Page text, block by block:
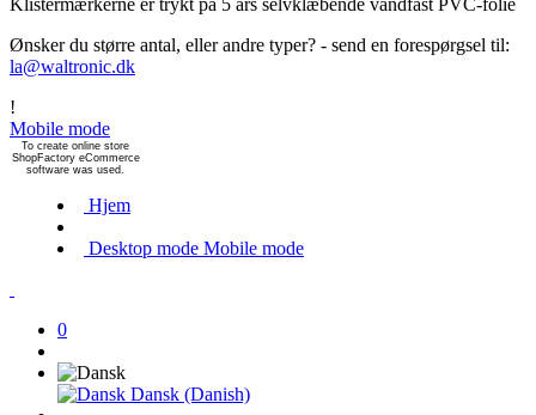
Ønsker du større antal, eller andre typer? - send en forespørgsel til:
la@waltronic.dk
!
Mobile mode
To create online store
ShopFactory eCommerce
software was used.
Hjem
Desktop mode Mobile mode
0
Dansk (Danish)